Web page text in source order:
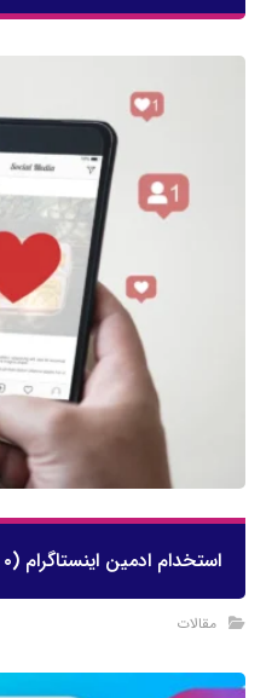
استخدام ادمین اینستاگرام (۰ تا ۱۰۰ ادمین بودن)
مقالات